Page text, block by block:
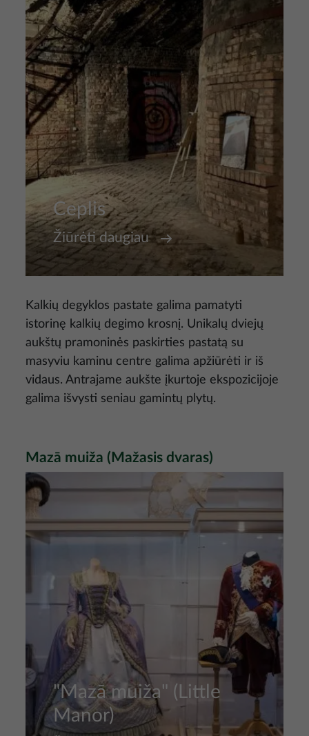
Ceplis
Žiūrėti daugiau
Kalkių degyklos pastate galima pamatyti
istorinę kalkių degimo krosnį. Unikalų dviejų
aukštų pramoninės paskirties pastatą su
masyviu kaminu centre galima apžiūrėti ir iš
vidaus. Antrajame aukšte įkurtoje ekspozicijoje
galima išvysti seniau gamintų plytų.
Mazā muiža (Mažasis dvaras)
"Mazā muiža" (Little
Manor)
Nuotrauka